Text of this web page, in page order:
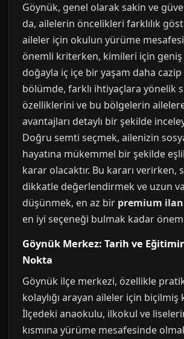
Göynük, genel olarak sakin ve
da, ailelerin öncelikleri farklılık
aileler için okulun yürüme
önemli kriterken, kimileri için geniş
doğayla iç içe bir yaşam daha cazip
bölümde, farklı ihtiyaçlara yönelik
özelliklerini ve bu bölgelerin
avantajları detaylı bir şekilde
Doğru semti seçmek, ailenizin
hayatına mükemmel bir şekilde
karar olacaktır. Bu kararı verirken,
dikkatle değerlendirmek ve uzun
düşünmek, en az bir premium ilan
en iyi seçeneği bulmak kadar
Göynük Merkez: Tarih ve
Nokta
Göynük ilçe merkezi, özellikle
kolaylığı arayan aileler için biçilmiş
İlçedeki anaokulu, ilkokul ve
kısmına yürüme mesafesinde